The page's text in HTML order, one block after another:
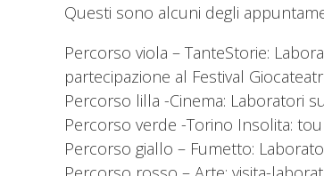
Questi sono alcuni degli
Percorso viola – TanteStorie:
partecipazione al Festival
Percorso lilla -Cinema: Laboratori
Percorso verde -Torino Insolita:
Percorso giallo – Fumetto: